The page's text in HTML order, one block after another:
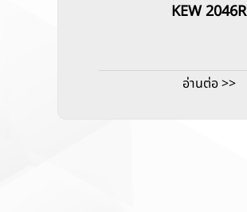
KEW 2046R
อ่านต่อ >>